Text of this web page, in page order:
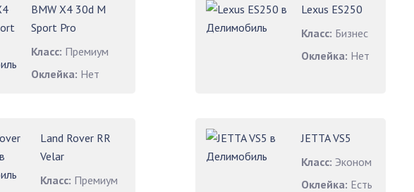
BMW X4 30d M
Sport Pro
Класс: Премиум
Оклейка: Нет
Lexus ES250
Класс: Бизнес
Оклейка: Нет
Land Rover RR
Velar
Класс: Премиум
JETTA VS5
Класс: Эконом
Оклейка: Есть